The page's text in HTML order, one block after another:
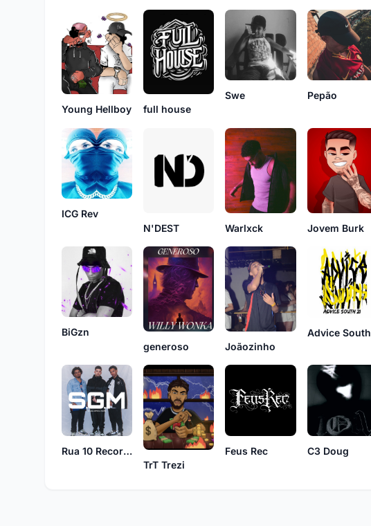
Young Hellboy full house
Swe Pepão
ICG Rev
N'DEST
Warlxck Jovem Burk
BiGzn
generoso
Joãozinho
Advice South
Rua 10 Records
TrT Trezi
Feus Rec C3 Doug